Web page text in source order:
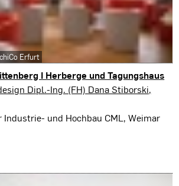
I Herberge und Tagungshaus
Dipl.-Ing. (FH) Dana Stiborski,
und Hochbau CML, Weimar
Erfurt